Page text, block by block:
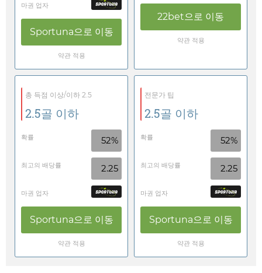
마권 업자
Sportuna으로 이동
약관 적용
22bet으로 이동
약관 적용
총 득점 이상/이하 2.5
2.5골 이하
확률 52%
최고의 배당률 2.25
마권 업자
Sportuna으로 이동
약관 적용
전문가 팁
2.5골 이하
확률 52%
최고의 배당률 2.25
마권 업자
Sportuna으로 이동
약관 적용